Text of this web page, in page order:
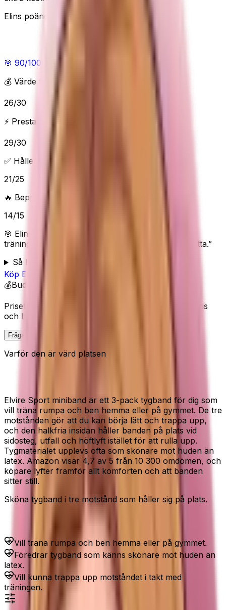
Elins poäng
Elins poäng
🎯 90/100
💰 Värde för pengarna
26/30
⚡ Prestanda & funktioner
29/30
✅ Håller vad det lovar
21/25
🔥 Beprövad/populär
14/15
🎯 Elins poäng:
träningsval med starka köparsignaler och tydlig nytta.”
Så bedömer Elin
Köp Elvire Sport
💰Budget
Priset visas inte här eftersom Amazon kan ändra pris
och lagerstatus.
Fråga Elin om denna
Varför den är värd platsen
Elvire Sport miniband är ett 3-pack tygband för dig som
vill träna rumpa och ben hemma eller på gymmet. De tre
motstånden gör att du kan börja lätt och trappa upp,
och den halkfria insidan håller banden på plats vid
sidosteg, utfall och höftlyft istället för att rulla upp.
Tygmaterialet upplevs ofta som skönare mot huden än
latex. Amazon visar 4,7 av 5 från 10 300 omdömen, och
köpare lyfter framför allt komforten och att banden
sitter still.
Sköna tygband i tre motstånd som håller sig på plats.
Vill träna rumpa och ben hemma eller på gymmet.
Föredrar tygband som känns skönare mot huden än
latex.
Vill kunna trappa upp motståndet i takt med
träningen.